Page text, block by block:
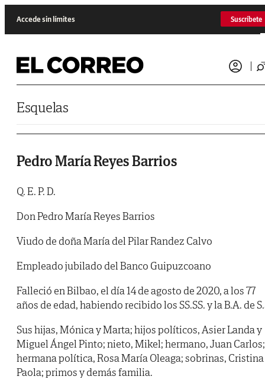
Accede sin límites Suscríbete
Esquelas
Pedro María Reyes Barrios
Q. E. P. D.
Don Pedro María Reyes Barrios
Viudo de doña María del Pilar Randez Calvo
Empleado jubilado del Banco Guipuzcoano
Falleció en Bilbao, el día 14 de agosto de 2020, a los 77
años de edad, habiendo recibido los SS.SS. y la B.A. de
Sus hijas, Mónica y Marta; hijos políticos, Asier Landa y
Miguel Ángel Pinto; nieto, Mikel; hermano, Juan Carlos;
hermana política, Rosa María Oleaga; sobrinas,
Paola; primos y demás familia.